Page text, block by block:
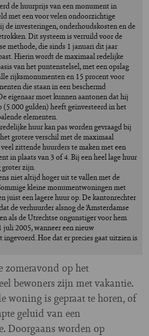
de huurprijs van een monument in
met een voor velen ondoorzichtige
de investeringen, onderhoudskosten en de
Dit systeem is verruild voor de
methode, die sinds 1 januari dit jaar
Hierin wordt de maximaal redelijke
van het puntenstelsel, met een opslag
rijksmonumenten en 15 procent voor
die staan in een beschermd
eigenaar moet kunnen aantonen dat hij
(5.000 gulden) heeft geïnvesteerd in het
elementen.
huur kan pas worden gevraagd bij
grotere verschil met de maximaal
zittende huurders te maken met een
in plaats van 3 of 4. Bij een heel lage huur
groter zijn.
niet altijd hoger uit te vallen met de
kleine monumentwoningen met
juist een lagere huur op. De kantonrechter
de verhuurder alsnog de ‘Amsterdamse
als de Utrechtse ongunstiger voor hem
2005, wanneer een nieuw
Hoe dat er precies gaat uitzien is
zomeravond op het
bewoners zijn met vakantie.
woning is gepraat te horen, of
geluid van een
Doorgaans worden op